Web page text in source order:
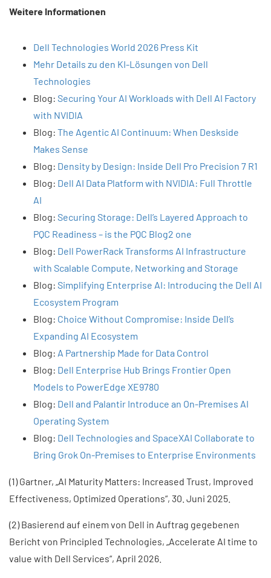
Weitere Informationen
Dell Technologies World 2026 Press Kit
Mehr Details zu den KI-Lösungen von Dell
Technologies
Blog: Securing Your AI Workloads with Dell AI Factory
with NVIDIA
Blog: The Agentic AI Continuum: When Deskside
Makes Sense
Blog: Density by Design: Inside Dell Pro Precision 7 R1
Blog: Dell AI Data Platform with NVIDIA: Full Throttle
AI
Blog: Securing Storage: Dell’s Layered Approach to
PQC Readiness – is the PQC Blog2 one
Blog: Dell PowerRack Transforms AI Infrastructure
with Scalable Compute, Networking and Storage
Blog: Simplifying Enterprise AI: Introducing the Dell AI
Ecosystem Program
Blog: Choice Without Compromise: Inside Dell’s
Expanding AI Ecosystem
Blog: A Partnership Made for Data Control
Blog: Dell Enterprise Hub Brings Frontier Open
Models to PowerEdge XE9780
Blog: Dell and Palantir Introduce an On-Premises AI
Operating System
Blog: Dell Technologies and SpaceXAI Collaborate to
Bring Grok On-Premises to Enterprise Environments
(1) Gartner, „AI Maturity Matters: Increased Trust, Improved
Effectiveness, Optimized Operations“, 30. Juni 2025.
(2) Basierend auf einem von Dell in Auftrag gegebenen
Bericht von Principled Technologies, „Accelerate AI time to
value with Dell Services“, April 2026.